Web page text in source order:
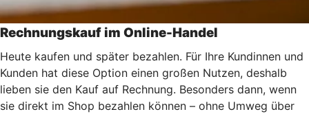
Rechnungskauf im Online-Handel
Heute kaufen und später bezahlen. Für Ihre Kundinnen und
Kunden hat diese Option einen großen Nutzen, deshalb
lieben sie den Kauf auf Rechnung. Besonders dann, wenn
sie direkt im Shop bezahlen können – ohne Umweg über